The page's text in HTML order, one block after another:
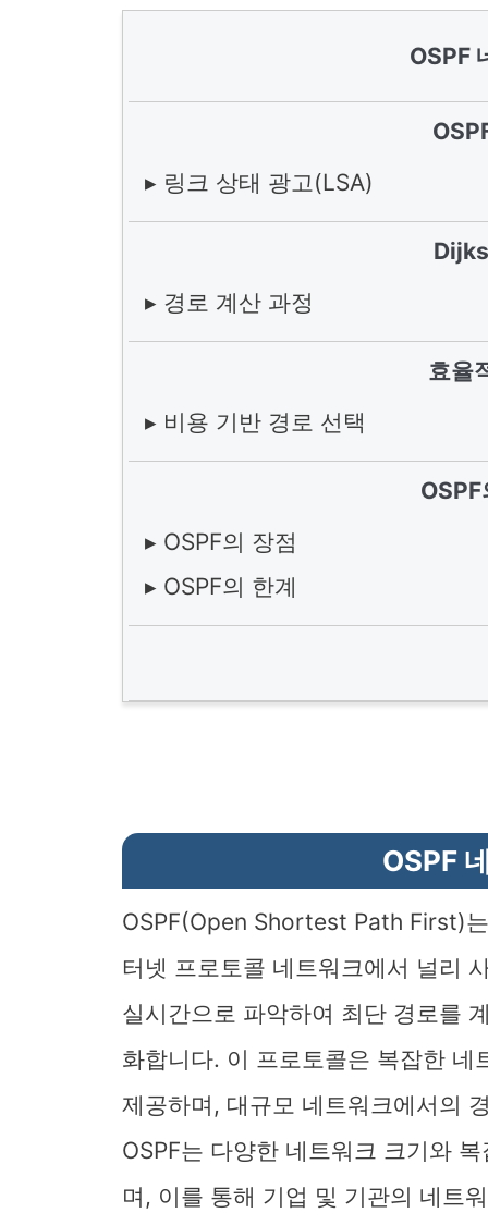
OSPF
▸ 링크 상태 광고(LSA)
▸ 경로 계산 과정
효율
▸ 비용 기반 경로 선택
▸ OSPF의 장점
▸ OSPF의 한계
OSPF
OSPF(Open Shortest Path First)
터넷 프로토콜 네트워크에서 널리
실시간으로 파악하여 최단 경로를
화합니다. 이 프로토콜은 복잡한
제공하며, 대규모 네트워크에서의
OSPF는 다양한 네트워크 크기와
며, 이를 통해 기업 및 기관의 네트